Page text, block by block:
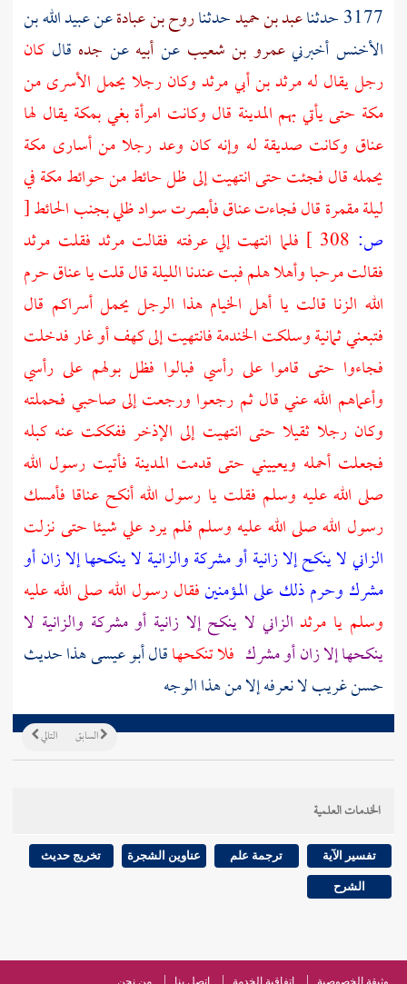
3177 حدثنا
عبد بن حميدحدثناروح بن عبادةعنعبيد الله بن
الأخنس أخبرنيعمرو بن شعيب عن أبيهعن جده قال كان
رجل يقال لهمرثد بن أبي مرثدوكان رجلا يحمل الأسرى من
مكة حتى يأتي بهم المدينة قال وكانت امرأة بغيبمكةيقال لها
عناق وكانت صديقة له وإنه كان وعد رجلا من أسارى مكة
يحمله قال فجئت حتى انتهيت إلى ظل حائط من حوائطمكةفي
ليلة مقمرة قال فجاءتعناقفأبصرت سواد ظلي بجنب الحائط[
ص:
فلما انتهت إلي عرفته فقالتمرثد فقلت مرثد
فقالت مرحبا وأهلا هلم فبت عندنا الليلة قال قلت ياعناقحرم
الله الزنا قالت يا أهل الخيام هذا الرجل يحمل أسراكم قال
فتبعني ثمانية وسلكتالخندمةفانتهيت إلى كهف أو غار فدخلت
فجاءوا حتى قاموا على رأسي فبالوا فظل بولهم على رأسي
وأعماهم الله عني قال ثم رجعوا ورجعت إلى صاحبي فحملته
وكان رجلا ثقيلا حتى انتهيت إلى الإذخر ففككت عنه كبله
فجعلت أحمله ويعييني حتى قدمت المدينة فأتيت رسول الله
صلى الله عليه وسلم فقلت يا رسول الله أنكح عناقا فأمسك
رسول الله صلى الله عليه وسلم فلم يرد علي شيئا حتى نزلت
الزاني لا ينكح إلا زانية أو مشركة والزانية لا ينكحها إلا زان أو
مشرك وحرم ذلك على المؤمنينفقال رسول الله صلى الله عليه
وسلم يا مرثد الزاني لا ينكح إلا زانية أو مشركة والزانية لا
ينكحها إلا زان أو مشرك فلا تنكحهاقال أبو عيسى هذا حديث
حسن غريب لا نعرفه إلا من هذا الوجه
التالي السابق
الخدمات العلمية
تفسير الآية ترجمة علم عناوين الشجرة تخريج حديث
الشرح
وثيقة الخصوصية اتفاقية الخدمة اتصل بنا من نحن